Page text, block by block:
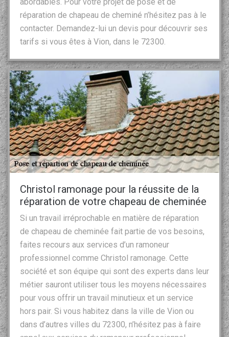
réparation de chapeau de cheminé n’hésitez pas à le
contacter. Demandez-lui un devis pour découvrir ses
tarifs si vous êtes à Vion, dans le 72300.
Christol ramonage pour la réussite de la
réparation de votre chapeau de cheminée
Si un travail irréprochable en matière de réparation
de chapeau de cheminée fait partie de vos besoins,
faites recours aux services d’un ramoneur
professionnel comme Christol ramonage. Cette
société et son équipe qui sont des experts dans leur
métier sauront utiliser tous les moyens nécessaires
pour vous offrir un travail minutieux et un service
hors pair. Si vous habitez dans la ville de Vion ou
dans d’autres villes du 72300, n’hésitez pas à faire